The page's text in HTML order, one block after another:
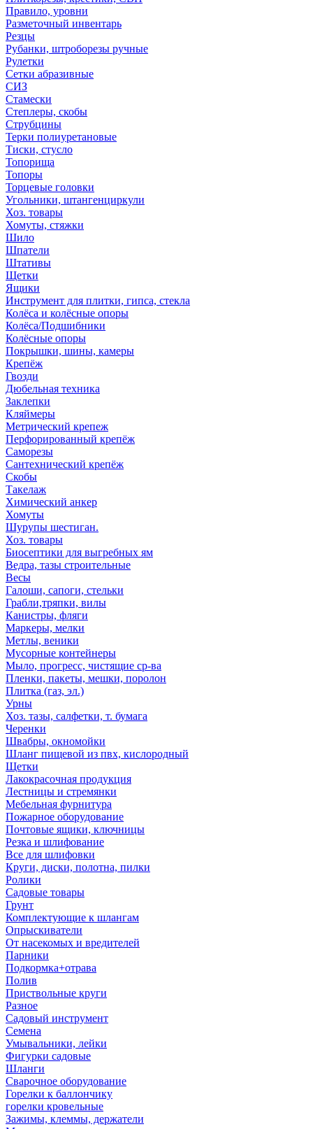
Правило, уровни
Разметочный инвентарь
Резцы
Рубанки, штроборезы ручные
Рулетки
Сетки абразивные
СИЗ
Стамески
Степлеры, скобы
Струбцины
Терки полиуретановые
Тиски, стусло
Топорища
Топоры
Торцевые головки
Угольники, штангенциркули
Хоз. товары
Хомуты, стяжки
Шило
Шпатели
Штативы
Щетки
Ящики
Инструмент для плитки, гипса, стекла
Колёса и колёсные опоры
Колёса/Подшибники
Колёсные опоры
Покрышки, шины, камеры
Крепёж
Гвозди
Дюбельная техника
Заклепки
Кляймеры
Метрический крепеж
Перфорированный крепёж
Саморезы
Сантехнический крепёж
Скобы
Такелаж
Химический анкер
Хомуты
Шурупы шестиган.
Хоз. товары
Биосептики для выгребных ям
Ведра, тазы строительные
Весы
Галоши, сапоги, стельки
Грабли,тряпки, вилы
Канистры, фляги
Маркеры, мелки
Метлы, веники
Мусорные контейнеры
Мыло, прогресс, чистящие ср-ва
Пленки, пакеты, мешки, поролон
Плитка (газ, эл.)
Урны
Хоз. тазы, салфетки, т. бумага
Черенки
Швабры, окномойки
Шланг пищевой из пвх, кислородный
Щетки
Лакокрасочная продукция
Лестницы и стремянки
Мебельная фурнитура
Пожарное оборудование
Почтовые ящики, ключницы
Резка и шлифование
Все для шлифовки
Круги, диски, полотна, пилки
Ролики
Садовые товары
Грунт
Комплектующие к шлангам
Опрыскиватели
От насекомых и вредителей
Парники
Подкормка+отрава
Полив
Приствольные круги
Разное
Садовый инструмент
Семена
Умывальники, лейки
Фигурки садовые
Шланги
Сварочное оборудование
Горелки к баллончику
горелки кровельные
Зажимы, клеммы, держатели